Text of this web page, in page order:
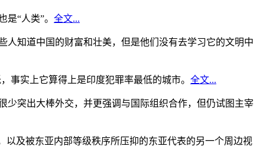
“人类”。 全文...
人知道中国的财富和壮美，但是他们没有去学习它的文明中
事实上它算得上是印度犯罪率最低的城市。 全文...
少突出大棒外交，并更强调与国际组织合作，但仍试图主宰
以及被东亚内部等级秩序所压抑的东亚代表的另一个周边视